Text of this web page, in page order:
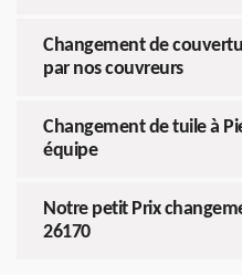
Changement de
par nos couvreurs
Changement de tuile à
équipe
Notre petit Prix
26170